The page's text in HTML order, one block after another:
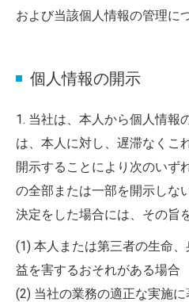
および当該個人情報の管理に
個人情報の開示
1. 当社は、本人から個人情報
は、本人に対し、遅滞なくこ
開示することにより次のいず
の全部または一部を開示しな
決定をした場合には、その旨
(1) 本人または第三者の生命
益を害するおそれがある場合
(2) 当社の業務の適正な実施